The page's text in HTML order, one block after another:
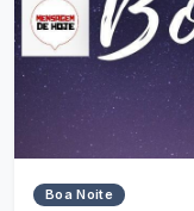
Boa Noite